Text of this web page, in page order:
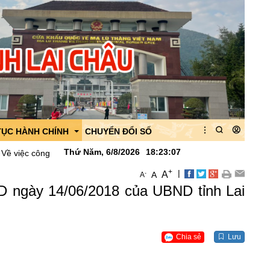
HÀNH CHÍNH
của CK Ma Lù Thàng
CHUYỂN ĐỔI SỐ
bố danh mục thủ tục hành chính được thay thế, bãi bỏ lĩnh vực
Thứ Năm, 6/8/2026 18:23:09
A- A A+ |
ngày 14/06/2018 của UBND tỉnh Lai
Chia sẻ Lưu